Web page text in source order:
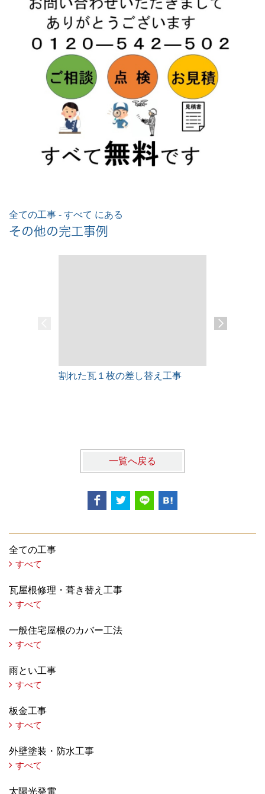
全ての工事 - すべて にある
その他の完工事例
割れた瓦１枚の差し替え工事
一覧へ戻る
全ての工事
すべて
瓦屋根修理・葺き替え工事
すべて
一般住宅屋根のカバー工法
すべて
雨とい工事
すべて
板金工事
すべて
外壁塗装・防水工事
すべて
太陽光発電